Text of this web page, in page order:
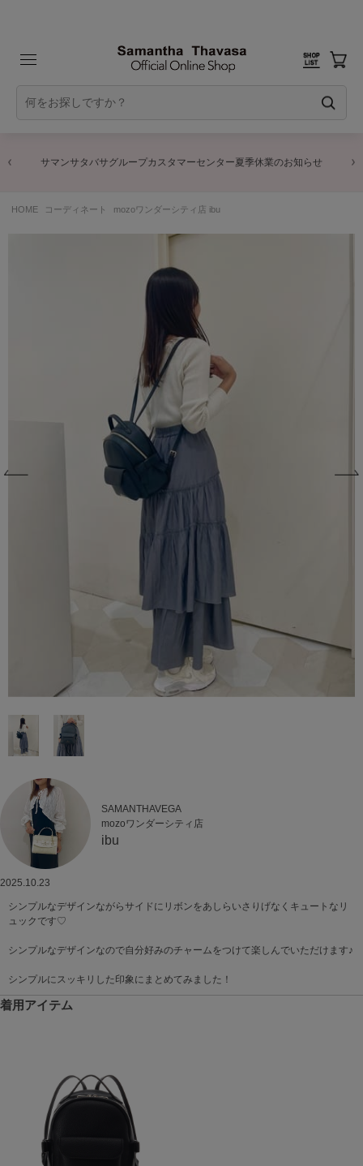
サマンサタバサグループカスタマーセンター夏季休業のお知らせ
HOME コーディネート mozoワンダーシティ店 ibu
SAMANTHAVEGA
mozoワンダーシティ店
ibu
2025.10.23
シンプルなデザインながらサイドにリボンをあしらいさりげなくキュートなリ
ュックです♡
シンプルなデザインなので自分好みのチャームをつけて楽しんでいただけます♪
シンプルにスッキリした印象にまとめてみました！
着用アイテム